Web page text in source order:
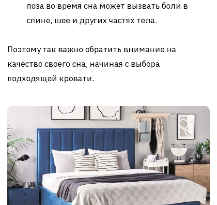
поза во время сна может вызвать боли в
спине, шее и других частях тела.
Поэтому так важно обратить внимание на
качество своего сна, начиная с выбора
подходящей кровати.